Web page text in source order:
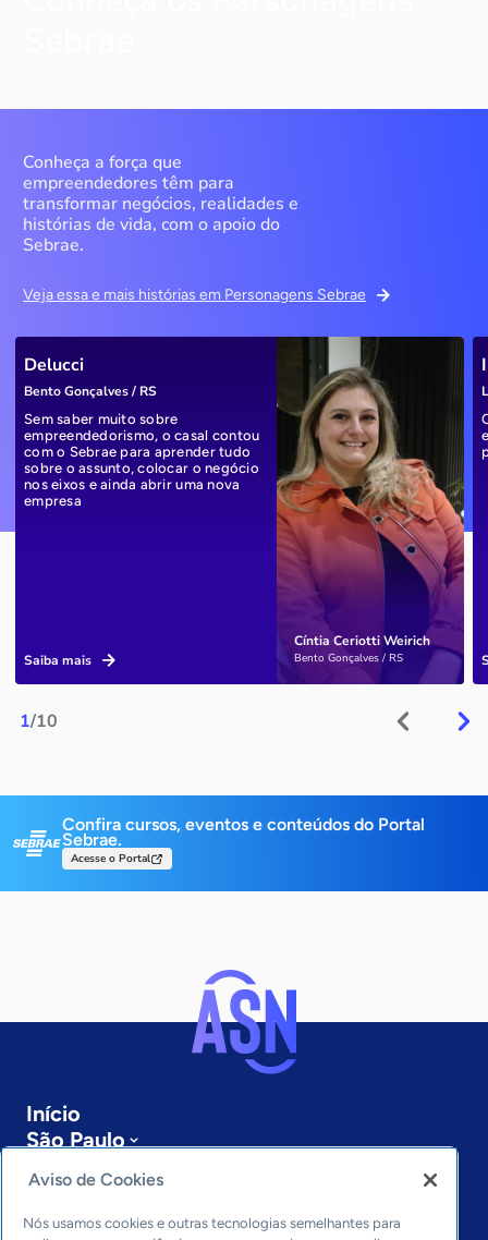
Conheça a força que
empreendedores têm para
transformar negócios, realidades e
histórias de vida, com o apoio do
Sebrae.
Veja essa e mais histórias em Personagens Sebrae
1/10
Cíntia Ceriotti Weirich
Bento Gonçalves / RS
Delucci
Bento Gonçalves / RS
Sem saber muito sobre
empreendedorismo, o casal contou
com o Sebrae para aprender tudo
sobre o assunto, colocar o negócio
nos eixos e ainda abrir uma nova
empresa
Saiba mais
Confira cursos, eventos e conteúdos do Portal
Sebrae.
Acesse o Portal
Início
São Paulo
Sobre a ASN
Últimas notícias
Entre em contato
Aviso de Cookies
Nós usamos cookies e outras tecnologias semelhantes para